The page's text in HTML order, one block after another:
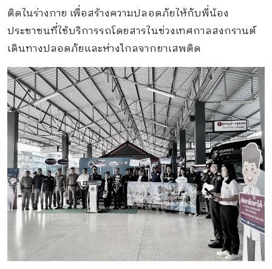
ติดในร่างกาย เพื่อสร้างความปลอดภัยให้กับพี่น้อง
ประชาชนที่ใช้บริการรถโดยสารในช่วงเทศกาลสงกรานต์
เดินทางปลอดภัยและห่างไกลจากยาเสพติด